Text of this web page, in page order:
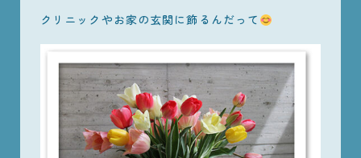
クリニックやお家の玄関に飾るんだって